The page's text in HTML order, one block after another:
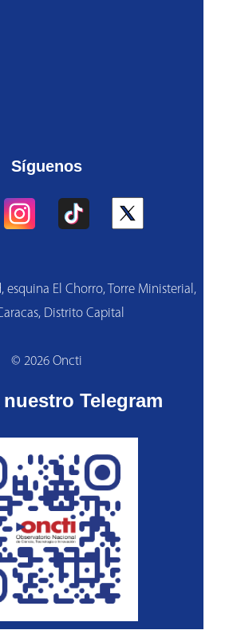
Síguenos
esquina El Chorro, Torre Ministerial,
Distrito Capital
© 2026 Oncti
nuestro Telegram